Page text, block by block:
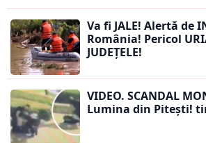
Va fi JALE! Alertă de
România! Pericol
JUDEȚELE!
VIDEO. SCANDAL
Lumina din Pitești!